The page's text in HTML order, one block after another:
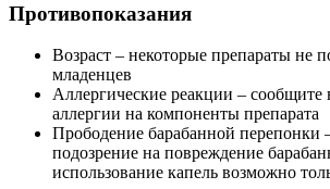
Противопоказания
Возраст – некоторые препараты не
младенцев
Аллергические реакции – сообщите
аллергии на компоненты препарата
Прободение барабанной перепонки
подозрение на повреждение
использование капель возможно